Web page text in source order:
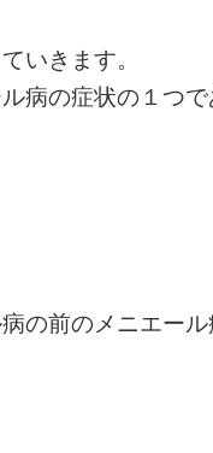
いきます。
病の症状の１つ
の前のメニエー